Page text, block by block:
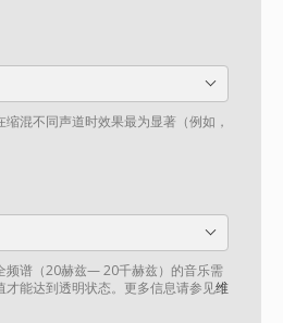
混不同声道时效果最为显著（例如，
频谱（20赫兹— 20千赫兹）的音乐需
能达到透明状态。更多信息请参见维